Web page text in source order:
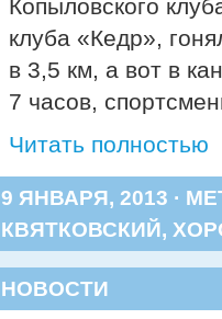
Копыловского
клуба «Кедр»,
в 3,5 км, а вот в
7 часов,
Читать полностью
9 ЯНВАРЯ, 2013 ·
КВЯТКОВСКИЙ,
НОВОСТИ